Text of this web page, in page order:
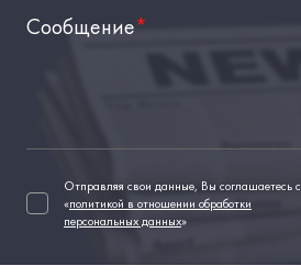
Сообщение*
Отправляя свои данные, Вы соглашаетесь с
«политикой в отношении обработки
персональных данных»